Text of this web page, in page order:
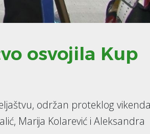
osvojila Kup
održan proteklog
Marija Kolarević i Aleksandra